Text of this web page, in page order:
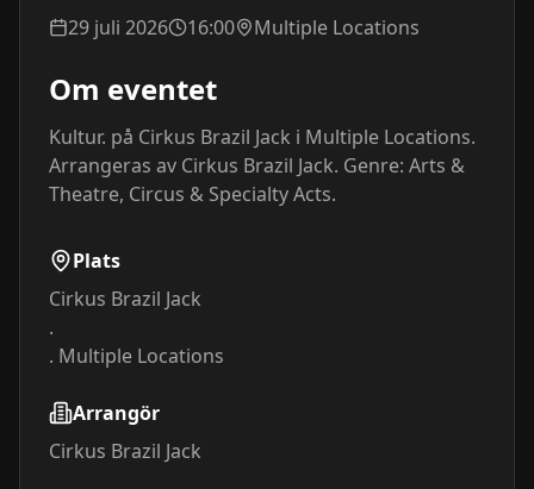
29 juli 2026 16:00 Multiple Locations
Om eventet
Kultur. på Cirkus Brazil Jack i Multiple Locations.
Arrangeras av Cirkus Brazil Jack. Genre: Arts &
Theatre, Circus & Specialty Acts.
Plats
Cirkus Brazil Jack
.
. Multiple Locations
Arrangör
Cirkus Brazil Jack